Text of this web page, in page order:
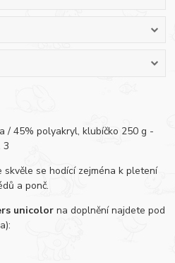
/ 45% polyakryl, klubíčko 250 g -
3
skvěle se hodící zejména k pletení
a ponč.
unicolorna doplnění najdete pod